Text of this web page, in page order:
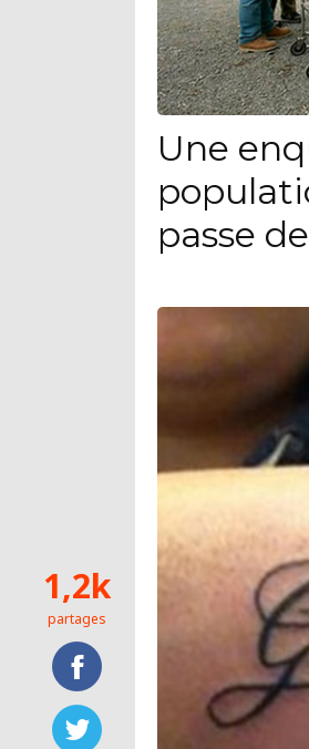
Une
passe
1,2k
partages